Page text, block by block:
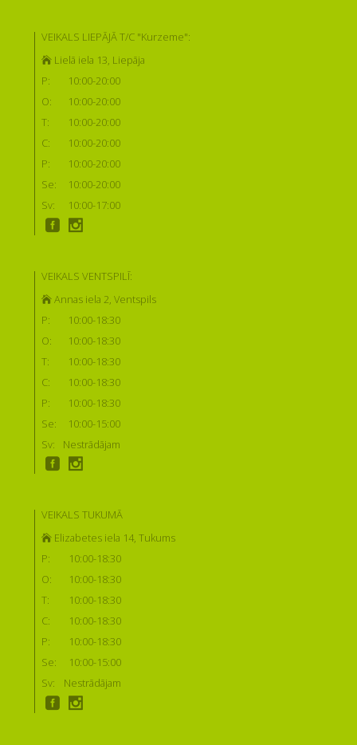
VEIKALS LIEPĀJĀ T/C "Kurzeme":
Lielā iela 13, Liepāja
P:
10:00-20:00
O:
10:00-20:00
T:
10:00-20:00
C:
10:00-20:00
P:
10:00-20:00
Se:
10:00-20:00
Sv:
10:00-17:00
VEIKALS VENTSPILĪ:
Annas iela 2, Ventspils
P:
10:00-18:30
O:
10:00-18:30
T:
10:00-18:30
C:
10:00-18:30
P:
10:00-18:30
Se:
10:00-15:00
Sv:
Nestrādājam
VEIKALS TUKUMĀ
Elizabetes iela 14, Tukums
P:
10:00-18:30
O:
10:00-18:30
T:
10:00-18:30
C:
10:00-18:30
P:
10:00-18:30
Se:
10:00-15:00
Sv:
Nestrādājam